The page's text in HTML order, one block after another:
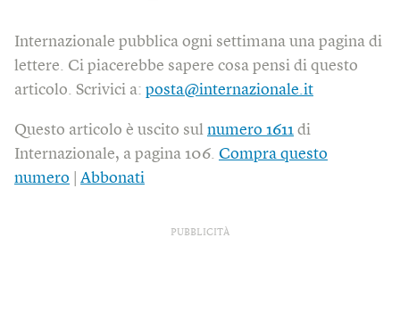
Internazionale pubblica ogni settimana una pagina di
lettere. Ci piacerebbe sapere cosa pensi di questo
articolo. Scrivici a: posta@internazionale.it
Questo articolo è uscito sul numero 1611 di
Internazionale, a pagina 106. Compra questo
numero
Abbonati
PUBBLICITÀ